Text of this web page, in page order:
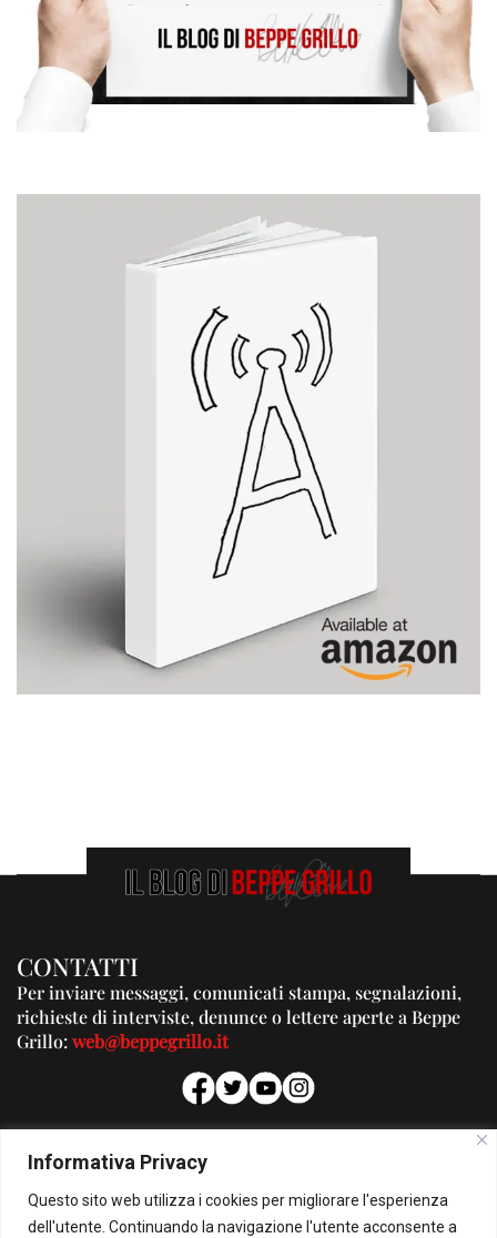
Informativa Privacy
Questo sito web utilizza i cookies per migliorare l'esperienza
dell'utente. Continuando la navigazione l'utente acconsente a
CONTATTI
Per inviare messaggi, comunicati stampa, segnalazioni,
richieste di interviste, denunce o lettere aperte a Beppe
Grillo:web@beppegrillo.it
PUBBLICITA'
Per la tua pubblicità su questo Blog:
pubblicita@beppegrillo.it